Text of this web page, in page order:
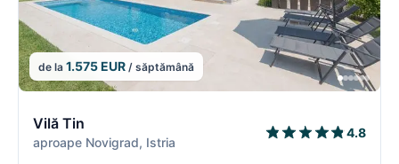
de la 1.575 EUR / săptămână
Vilă Tin
aproape Novigrad, Istria
4.8